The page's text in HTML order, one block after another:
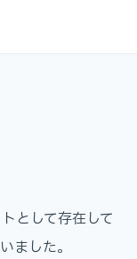
として存在して
ました。